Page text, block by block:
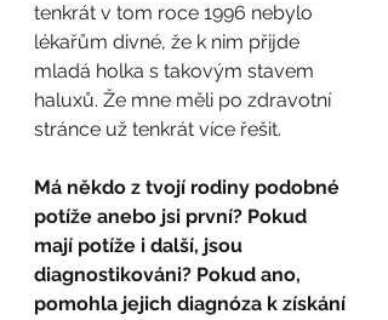
tenkrát v tom roce 1996 nebylo
lékařům divné, že k nim přijde
mladá holka s takovým stavem
haluxů. Že mne měli po zdravotní
stránce už tenkrát více řešit.
Má někdo z tvojí rodiny podobné
potíže anebo jsi první? Pokud
mají potíže i další, jsou
diagnostikováni? Pokud ano,
pomohla jejich diagnóza k získání